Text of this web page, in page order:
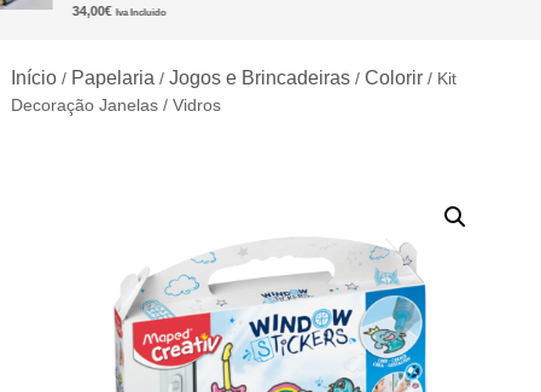
34,00€ Iva Incluido
Início/ Papelaria / Jogos e Brincadeiras/ Colorir/ Kit
Decoração Janelas / Vidros